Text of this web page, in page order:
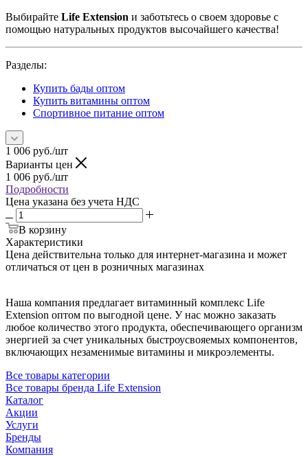
Выбирайте Life Extension и заботьтесь о своем здоровье с
помощью натуральных продуктов высочайшего качества!
Разделы:
Купить бады оптом
Купить витамины оптом
Спортивное питание оптом
1 006 руб./шт
Варианты цен
1 006 руб./шт
Подробности
Цена указана без учета НДС
В корзину
Характеристики
Цена действительна только для интернет-магазина и может
отличаться от цен в розничных магазинах
Наша компания предлагает витаминный комплекс Life
Extension оптом по выгодной цене. У нас можно заказать
любое количество этого продукта, обеспечивающего организм
энергией за счет уникальных быстроусвояемых компонентов,
включающих незаменимые витамины и микроэлементы.
Все товары категории
Все товары бренда Life Extension
Каталог
Акции
Услуги
Бренды
Компания